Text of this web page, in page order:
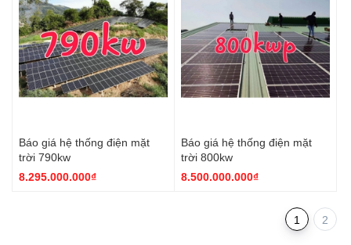
Báo giá hệ thống điện mặt
trời 790kw
8.295.000.000₫
Báo giá hệ thống điện mặt
trời 800kw
8.500.000.000₫
1 2